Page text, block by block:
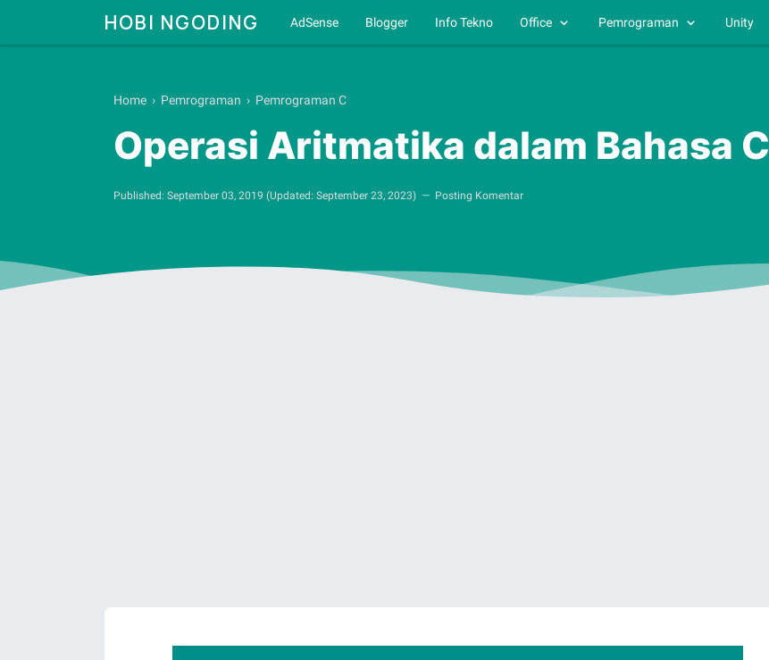
HOBI NGODING AdSense Blogger Info Tekno Office Pemrograman Unity
Home › Pemrograman › Pemrograman C
Operasi Aritmatika dalam Bahasa C
Published: September 03, 2019 (Updated: September 23, 2023) Posting Komentar